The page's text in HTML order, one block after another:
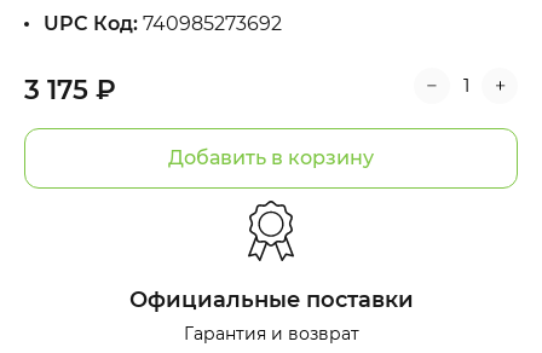
3 175 ₽
Добавить в корзину
UPC Код: 740985273692
Официальные поставки
Гарантия и возврат